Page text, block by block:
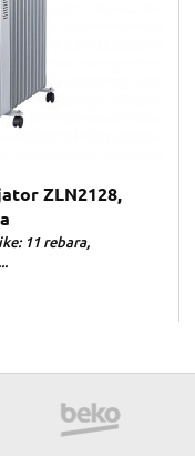
ZLN2128,
11 rebara,